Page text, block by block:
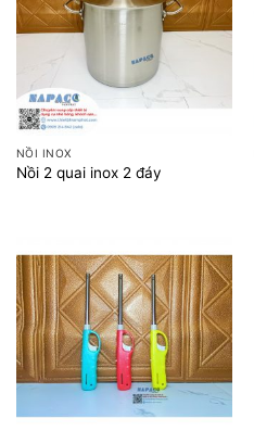
NỒI INOX
Nồi 2 quai inox 2 đáy